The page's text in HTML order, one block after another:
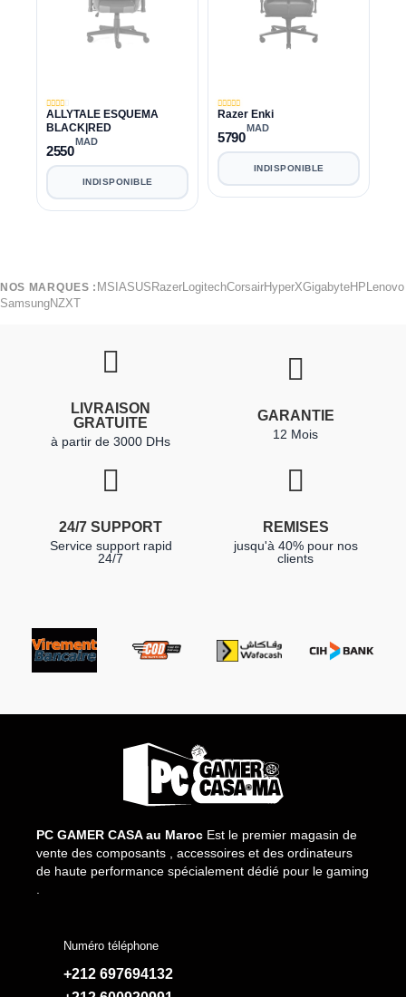
ALLYTALE ESQUEMA
BLACK|RED
2550
MAD
INDISPONIBLE
Razer Enki
5790
MAD
INDISPONIBLE
NOS MARQUES : MSI ASUS RazerLogitechCorsairHyperXGigabyteHP Lenovo
SamsungNZXT
LIVRAISON
GRATUITE
à partir de 3000 DHs
GARANTIE
12 Mois
24/7 SUPPORT
Service support rapid
24/7
REMISES
jusqu'à 40% pour nos
clients
PC GAMER CASA au Maroc Est le premier magasin de
vente des composants , accessoires et des ordinateurs
de haute performance spécialement dédié pour le gaming
Numéro téléphone
+212 697694132